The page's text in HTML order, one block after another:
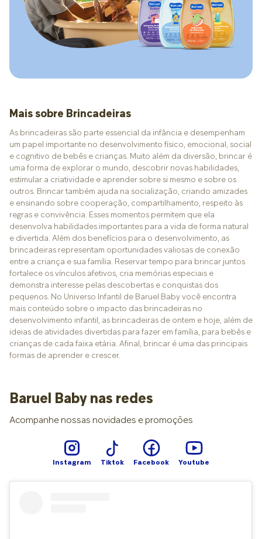
Mais sobre Brincadeiras
As brincadeiras são parte essencial da infância e desempenham
um papel importante no desenvolvimento físico, emocional, social
e cognitivo de bebês e crianças. Muito além da diversão, brincar é
uma forma de explorar o mundo, descobrir novas habilidades,
estimular a criatividade e aprender sobre si mesmo e sobre os
outros. Brincar também ajuda na socialização, criando amizades
e ensinando sobre cooperação, compartilhamento, respeito às
regras e convivência. Esses momentos permitem que ela
desenvolva habilidades importantes para a vida de forma natural
e divertida. Além dos benefícios para o desenvolvimento, as
brincadeiras representam oportunidades valiosas de conexão
entre a criança e sua família. Reservar tempo para brincar juntos
fortalece os vínculos afetivos, cria memórias especiais e
demonstra interesse pelas descobertas e conquistas dos
pequenos. No Universo Infantil de Baruel Baby você encontra
mais conteúdo sobre o impacto das brincadeiras no
desenvolvimento infantil, as brincadeiras de ontem e hoje, além de
ideias de atividades divertidas para fazer em família, para bebês e
crianças de cada faixa etária. Afinal, brincar é uma das principais
formas de aprender e crescer.
Baruel Baby nas redes
Acompanhe nossas novidades e promoções
Instagram Tiktok Facebook Youtube